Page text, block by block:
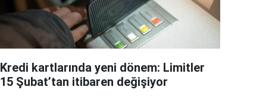
Kredi kartlarında yeni dönem: Limitler
15 Şubat’tan itibaren değişiyor